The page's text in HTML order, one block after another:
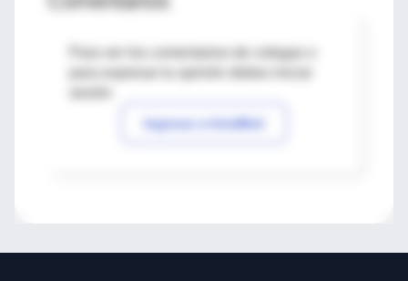
Para ver los comentarios de colegas o
Ingresar a IntraMed